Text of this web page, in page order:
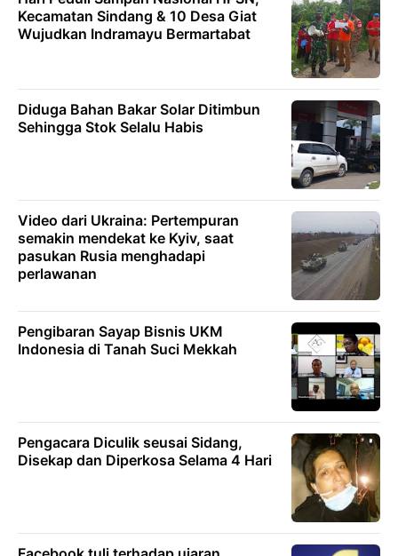
Kecamatan Sindang & 10 Desa Giat
Wujudkan Indramayu Bermartabat
Diduga Bahan Bakar Solar Ditimbun
Sehingga Stok Selalu Habis
Video dari Ukraina: Pertempuran
semakin mendekat ke Kyiv, saat
pasukan Rusia menghadapi
perlawanan
Pengibaran Sayap Bisnis UKM
Indonesia di Tanah Suci Mekkah
Pengacara Diculik seusai Sidang,
Disekap dan Diperkosa Selama 4 Hari